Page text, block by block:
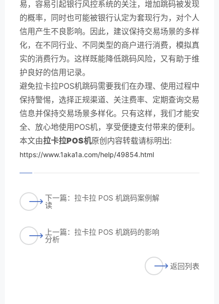
易，容易引起银行风控系统的关注，增加跳码被发现
的概率，同时也可能被银行认定为套现行为，对个人
信用产生不良影响。因此，建议保持交易场景的多样
化，在不同行业、不同类型的商户进行消费，模拟真
实的消费行为。这样既能降低跳码风险，又有助于维
护良好的信用记录。
避免拉卡拉POS机跳码需要我们在办理、使用过程中
保持警惕，选择正规渠道、关注费率、定期查询交易
信息并保持交易场景多样化。只有这样，我们才能安
全、放心地使用POS机，享受便捷支付带来的便利。
本文由拉卡拉POS机原创内容转载请标明出:
https://www.1aka1a.com/help/49854.html
下一篇：拉卡拉 POS 机跳码案例解
读
上一篇：拉卡拉 POS 机跳码的影响
分析
返回列表